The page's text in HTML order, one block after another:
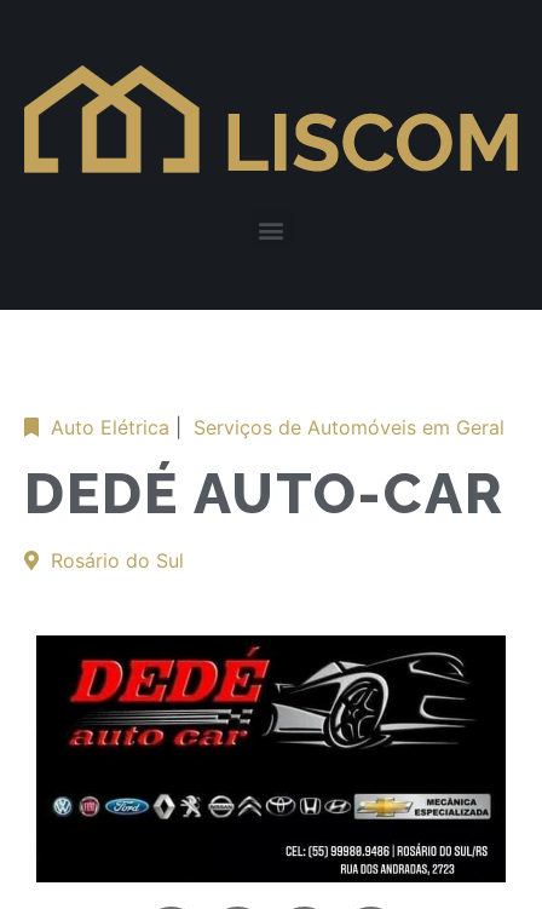
Auto Elétrica Serviços de Automóveis em Geral
DEDÉ AUTO-CAR
Rosário do Sul